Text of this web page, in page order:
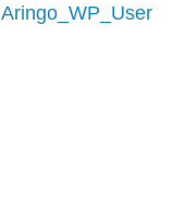
Aringo_WP_User